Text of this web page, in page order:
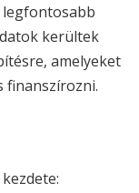
legfontosabb
kerültek
amelyeket
finanszírozni.